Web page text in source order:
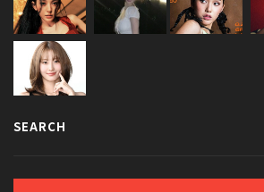
SEARCH